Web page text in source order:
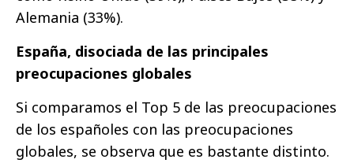
Alemania (33%).
España, disociada de las principales
preocupaciones globales
Si comparamos el Top 5 de las preocupaciones
de los españoles con las preocupaciones
globales, se observa que es bastante distinto.